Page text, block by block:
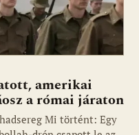
amerikai
a római járaton
Mi történt: Egy